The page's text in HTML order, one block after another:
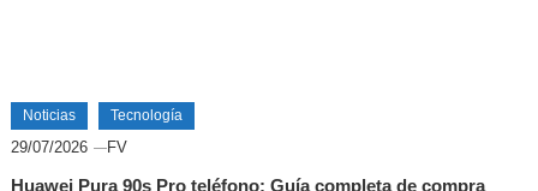
Noticias Tecnología
29/07/2026 FV
Huawei Pura 90s Pro teléfono: Guía completa de compra